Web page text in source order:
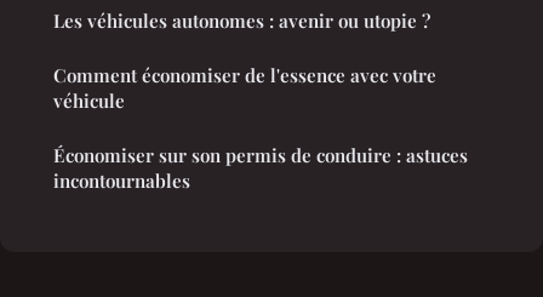
Les véhicules autonomes : avenir ou utopie ?
Comment économiser de l'essence avec votre
véhicule
Économiser sur son permis de conduire : astuces
incontournables